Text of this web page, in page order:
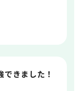
できました！